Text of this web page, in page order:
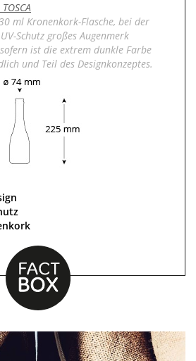
ml Kronenkork-Flasche, bei der
Schutz großes Augenmerk
ist die extrem dunkle Farbe
und Teil des Designkonzeptes.